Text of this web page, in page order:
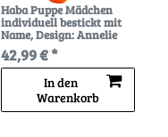
Haba Puppe Mädchen
individuell bestickt mit
Name, Design: Annelie
42,99 € *
In den
Warenkorb